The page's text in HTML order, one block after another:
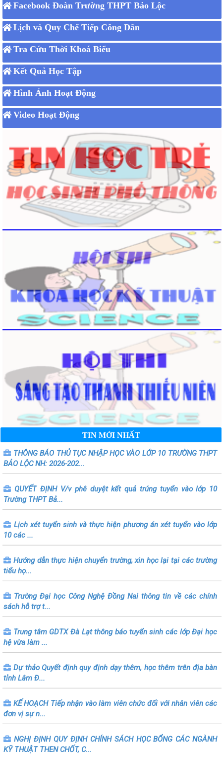
Facebook Đoàn Trường THPT Bảo Lộc
Lịch và Quy Chế Tiếp Công Dân
Tra Cứu Thời Khoá Biểu
Kết Quả Học Tập
Hình Ảnh Hoạt Động
Video Hoạt Động
TIN MỚI NHẤT
THÔNG BÁO THỦ TỤC NHẬP HỌC VÀO LỚP 10 TRƯỜNG THPT
BẢO LỘC NH: 2026-202...
QUYẾT ĐỊNH V/v phê duyệt kết quả trúng tuyển vào lớp 10
Trường THPT Bả...
Lịch xét tuyển sinh và thực hiện phương án xét tuyển vào lớp
10 các ...
Hướng dẫn thực hiện chuyển trường, xin học lại tại các trường
tiểu họ...
Trường Đại học Công Nghệ Đồng Nai thông tin về các chính
sách hỗ trợ t...
Trung tâm GDTX Đà Lạt thông báo tuyển sinh các lớp Đại học
hệ vừa làm ...
Dự thảo Quyết định quy định dạy thêm, học thêm trên địa bàn
tỉnh Lâm Đ...
KẾ HOẠCH Tiếp nhận vào làm viên chức đối với nhân viên các
đơn vị sự n...
NGHỊ ĐỊNH QUY ĐỊNH CHÍNH SÁCH HỌC BỔNG CÁC NGÀNH
KỸ THUẬT THEN CHỐT, C...